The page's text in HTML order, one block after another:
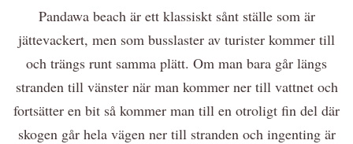
Pandawa beach är ett klassiskt sånt ställe som är
jättevackert, men som busslaster av turister kommer till
och trängs runt samma plätt. Om man bara går längs
stranden till vänster när man kommer ner till vattnet och
fortsätter en bit så kommer man till en otroligt fin del där
skogen går hela vägen ner till stranden och ingenting är